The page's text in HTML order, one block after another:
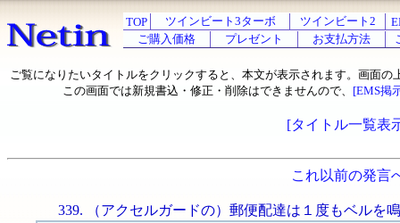
TOP ツインビート3ターボ ツインビート2
ご購入価格
プレゼント お支払方法
ご覧になりたいタイトルをクリックすると、本文が表示されます。画面の
この画面では新規書込・修正・削除はできませんので、 [EMS掲
[タイトル一覧表
これ以前の発言
339. （アクセルガードの）郵便配達は１度もベルを